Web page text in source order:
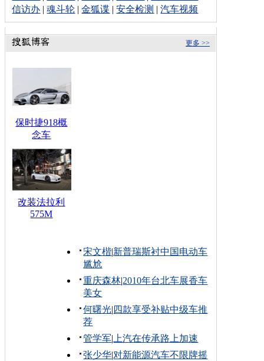
信访办 |魂斗轮 |金狐谍 |安全检测 |汽车视频
更多 >>
保时捷918概
念车
改装法拉利
575M
宋文楷|新普瑞斯衬中国电动车
尴尬
重庆森林|2010年台北车展香车
美女
何曙光| 四款享受补贴中级车推
荐
管学军| 上汽在传承路上加速
张少华|对新能源汽车不限牌摇